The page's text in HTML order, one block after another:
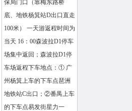
保局门口（靠梅东路桥
底、地铁杨箕站D出口直走
100米） 一天游返程时间为
当天 16：00森波拉D1停车
场集中返回；森波拉D1停
车场返程下车地点：① 广
州杨箕上车的下车点琶洲
地铁站C出口；②番禺上车
的下车点易发街星力一